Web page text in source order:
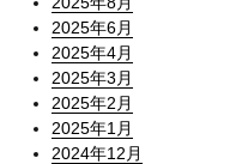
2025年6月
2025年4月
2025年3月
2025年2月
2025年1月
2024年12月